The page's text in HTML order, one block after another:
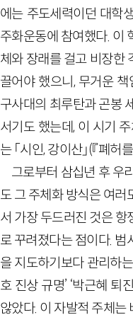
에는 주도세력이던 대학
주화운동에 참여했다. 이
체와 장래를 걸고 비장한
끌어야 했으니, 무거운
구사대의 최루탄과 곤봉
서기도 했는데, 이 시기
는 「시인, 강이산」(『폐
그로부터 삼십년 후 우
도 그 주체화 방식은 여
서 가장 두드러진 것은
로 꾸려졌다는 점이다. 범
을 지도하기보다 관리하
호 진상 규명’ ‘박근혜
않았다. 이 자발적 주체는